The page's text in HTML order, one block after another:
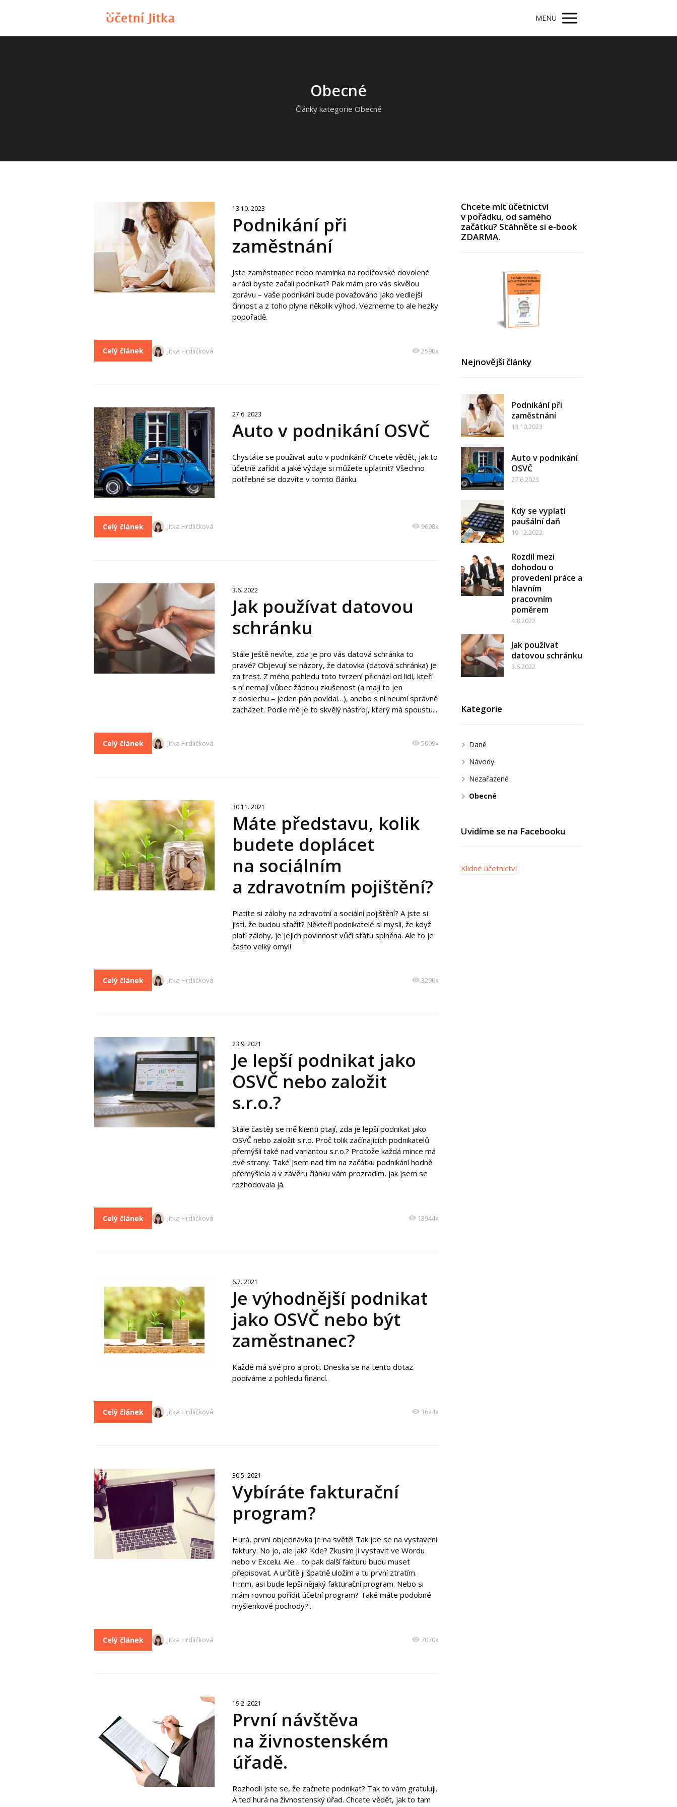
MENU
Obecné
Články kategorie Obecné
13.10. 2023
Podnikání při
zaměstnání
Jste zaměstnanec nebo maminka na rodičovské dovolené
a rádi byste začali podnikat? Pak mám pro vás skvělou
zprávu – vaše podnikání bude považováno jako vedlejší
činnost a z toho plyne několik výhod. Vezmeme to ale hezky
popořadě.
Celý článek Jitka Hrdličková 2590x
27.6. 2023
Auto v podnikání OSVČ
Chystáte se používat auto v podnikání? Chcete vědět, jak to
účetně zařídit a jaké výdaje si můžete uplatnit? Všechno
potřebné se dozvíte v tomto článku.
Celý článek Jitka Hrdličková 9698x
3.6. 2022
Jak používat datovou
schránku
Stále ještě nevíte, zda je pro vás datová schránka to
pravé? Objevují se názory, že datovka (datová schránka) je
za trest. Z mého pohledu toto tvrzení přichází od lidí, kteří
s ní nemají vůbec žádnou zkušenost (a mají to jen
z doslechu – jeden pán povídal…), anebo s ní neumí správně
zacházet. Podle mě je to skvělý nástroj, který má spoustu...
Celý článek Jitka Hrdličková 5009x
30.11. 2021
Máte představu, kolik
budete doplácet
na sociálním
a zdravotním pojištění?
Platíte si zálohy na zdravotní a sociální pojištění? A jste si
jistí, že budou stačit? Někteří podnikatelé si myslí, že když
platí zálohy, je jejich povinnost vůči státu splněna. Ale to je
často velký omyl!
Celý článek Jitka Hrdličková 3290x
23.9. 2021
Je lepší podnikat jako
OSVČ nebo založit
s.r.o.?
Stále častěji se mě klienti ptají, zda je lepší podnikat jako
OSVČ nebo založit s.r.o. Proč tolik začínajících podnikatelů
přemýšlí také nad variantou s.r.o.? Protože každá mince má
dvě strany. Také jsem nad tím na začátku podnikání hodně
přemýšlela a v závěru článku vám prozradím, jak jsem se
rozhodovala já.
Celý článek Jitka Hrdličková 13944x
6.7. 2021
Je výhodnější podnikat
jako OSVČ nebo být
zaměstnanec?
Každé má své pro a proti. Dneska se na tento dotaz
podíváme z pohledu financí.
Celý článek Jitka Hrdličková 3624x
30.5. 2021
Vybíráte fakturační
program?
Hurá, první objednávka je na světě! Tak jde se na vystavení
faktury. No jo, ale jak? Kde? Zkusím ji vystavit ve Wordu
nebo v Excelu. Ale… to pak další fakturu budu muset
přepisovat. A určitě ji špatně uložím a tu první ztratím.
Hmm, asi bude lepší nějaký fakturační program. Nebo si
mám rovnou pořídit účetní program? Také máte podobné
myšlenkové pochody?...
Celý článek Jitka Hrdličková 7070x
19.2. 2021
První návštěva
na živnostenském
úřadě.
Rozhodli jste se, že začnete podnikat? Tak to vám gratuluji.
A teď hurá na živnostenský úřad. Chcete vědět, jak to tam
Chcete mít účetnictví
v pořádku, od samého
začátku? Stáhněte si e-book
ZDARMA.
Nejnovější články
Podnikání při
zaměstnání
13.10.2023
Auto v podnikání
OSVČ
27.6.2023
Kdy se vyplatí
paušální daň
19.12.2022
Rozdíl mezi
dohodou o
provedení práce a
hlavním
pracovním
poměrem
4.8.2022
Jak používat
datovou schránku
3.6.2022
Kategorie
Daně
Návody
Nezařazené
Obecné
Uvidíme se na Facebooku
Klidné účetnictví